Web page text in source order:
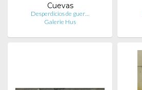
Cuevas
Desperdicios de guer…
Galerie Hus